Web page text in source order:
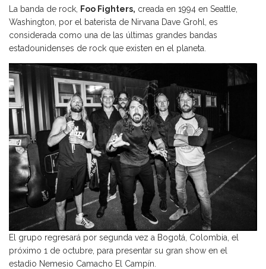
La banda de rock, Foo Fighters, creada en 1994 en Seattle,
Washington, por el baterista de Nirvana Dave Grohl, es
considerada como una de las últimas grandes bandas
estadounidenses de rock que existen en el planeta.
El grupo regresará por segunda vez a Bogotá, Colombia, el
próximo 1 de octubre, para presentar su gran show en el
estadio Nemesio Camacho El Campín.